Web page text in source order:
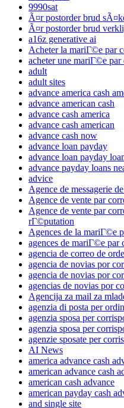
9990sat
Ã¤r postorder brud
Ã¤r postorder brud
a16z generative ai
Acheter la mariГ©e par
acheter une mariГ©e par
adult
adult sites
advance america cash
advance american cash
advance cash america
advance cash american
advance cash now
advance loan payday
advance loan payday
advance payday loans
advice
Agence de messagerie
Agence de vente par
Agence de vente par
rГ©putation
Agences de la mariГ©e
agences de mariГ©e par
agencia de correo de
agencia de novias por
agencia de novias por
agencias de novias por
Agencija za mail za
agenzia di posta per
agenzia sposa per
agenzia sposa per
agenzie sposate per
AI News
america advance cash
american advance cash
american cash advance
american payday cash
and single site